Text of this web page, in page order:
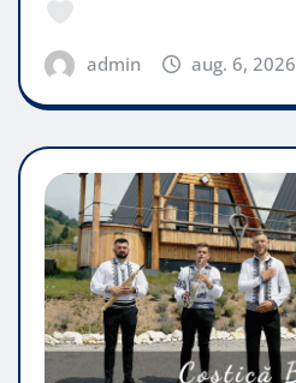
admin aug. 6, 2026